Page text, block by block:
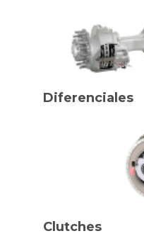
Diferenciales
Clutches